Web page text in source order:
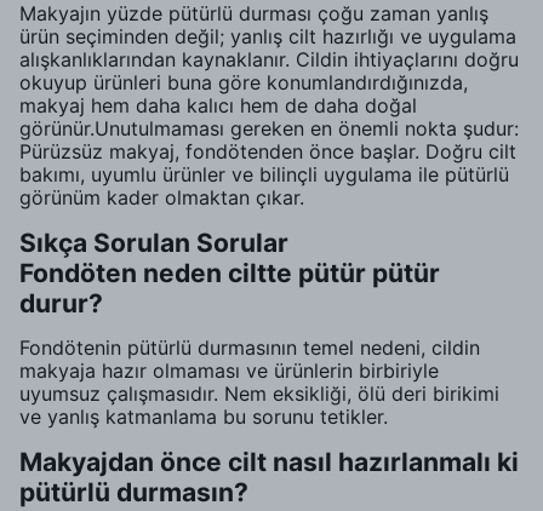
Makyajın yüzde pütürlü durması çoğu zaman yanlış
ürün seçiminden değil; yanlış cilt hazırlığı ve uygulama
alışkanlıklarından kaynaklanır. Cildin ihtiyaçlarını doğru
okuyup ürünleri buna göre konumlandırdığınızda,
makyaj hem daha kalıcı hem de daha doğal
görünür.Unutulmaması gereken en önemli nokta şudur:
Pürüzsüz makyaj, fondötenden önce başlar. Doğru cilt
bakımı, uyumlu ürünler ve bilinçli uygulama ile pütürlü
görünüm kader olmaktan çıkar.
Sıkça Sorulan Sorular
Fondöten neden ciltte pütür pütür
durur?
Fondötenin pütürlü durmasının temel nedeni, cildin
makyaja hazır olmaması ve ürünlerin birbiriyle
uyumsuz çalışmasıdır. Nem eksikliği, ölü deri birikimi
ve yanlış katmanlama bu sorunu tetikler.
Makyajdan önce cilt nasıl hazırlanmalı ki
pütürlü durmasın?